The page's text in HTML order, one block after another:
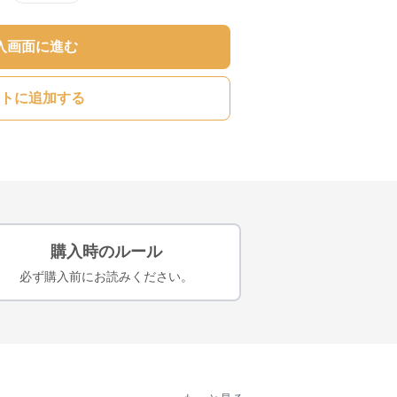
画面に進む
に追加する
購入時のルール
必ず購入前にお読みください。